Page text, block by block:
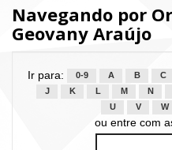
Navegando por
Geovany Araújo
Ir para: 0-9 A B C
J
K L M N
U
V W
ou entre com